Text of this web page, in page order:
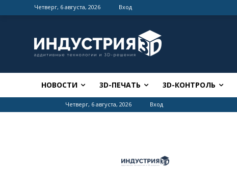
Четверг, 6 августа, 2026 Вход
НОВОСТИ 3D-ПЕЧАТЬ 3D-КОНТРОЛЬ
Четверг, 6 августа, 2026 Вход